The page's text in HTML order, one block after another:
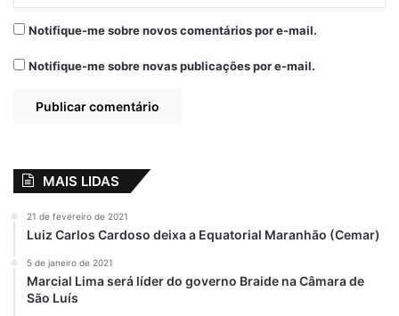
Notifique-me sobre novos comentários por e-mail.
Notifique-me sobre novas publicações por e-mail.
MAIS LIDAS
21 de fevereiro de 2021
Luiz Carlos Cardoso deixa a Equatorial Maranhão (Cemar)
5 de janeiro de 2021
Marcial Lima será líder do governo Braide na Câmara de
São Luís